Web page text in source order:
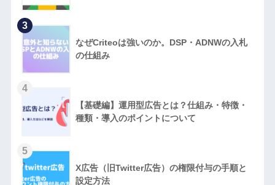
3
なぜCriteoは強いのか。DSP・ADNWの入札
の仕組み
4
【基礎編】運用型広告とは？仕組み・特徴・
種類・導入のポイントについて
5
X広告（旧Twitter広告）の権限付与の手順と
設定方法